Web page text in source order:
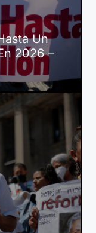
Un
2026 –